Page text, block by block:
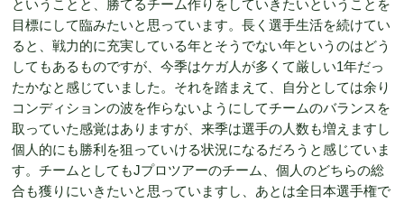
ということと、勝てるチーム作りをしていきたいということを
目標にして臨みたいと思っています。長く選手生活を続けてい
ると、戦力的に充実している年とそうでない年というのはどう
してもあるものですが、今季はケガ人が多くて厳しい1年だっ
たかなと感じていました。それを踏まえて、自分としては余り
コンディションの波を作らないようにしてチームのバランスを
取っていた感覚はありますが、来季は選手の人数も増えますし
個人的にも勝利を狙っていける状況になるだろうと感じていま
す。チームとしてもJプロツアーのチーム、個人のどちらの総
合も獲りにいきたいと思っていますし、あとは全日本選手権で